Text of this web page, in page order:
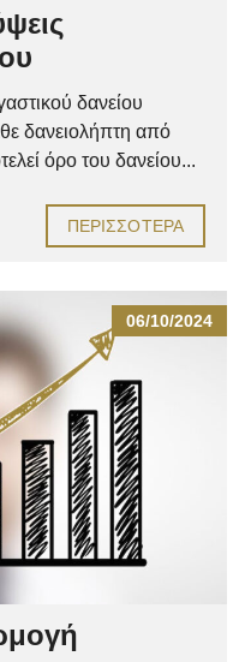
δανείου
δανειολήπτη από
όρο του δανείου...
ΠΕΡΙΣΣΌΤΕΡΑ
06/10/2024